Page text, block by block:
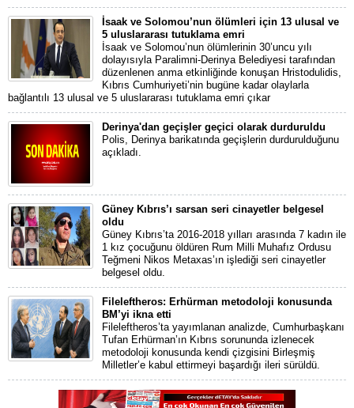
İsaak ve Solomou’nun ölümleri için 13 ulusal ve
5 uluslararası tutuklama emri
İsaak ve Solomou’nun ölümlerinin 30’uncu yılı
dolayısıyla Paralimni-Derinya Belediyesi tarafından
düzenlenen anma etkinliğinde konuşan Hristodulidis,
Kıbrıs Cumhuriyeti’nin bugüne kadar olaylarla
bağlantılı 13 ulusal ve 5 uluslararası tutuklama emri çıkar
Derinya'dan geçişler geçici olarak durduruldu
Polis, Derinya barikatında geçişlerin durdurulduğunu
açıkladı.
Güney Kıbrıs’ı sarsan seri cinayetler belgesel
oldu
Güney Kıbrıs’ta 2016-2018 yılları arasında 7 kadın ile
1 kız çocuğunu öldüren Rum Milli Muhafız Ordusu
Teğmeni Nikos Metaxas’ın işlediği seri cinayetler
belgesel oldu.
Fileleftheros: Erhürman metodoloji konusunda
BM’yi ikna etti
Fileleftheros’ta yayımlanan analizde, Cumhurbaşkanı
Tufan Erhürman’ın Kıbrıs sorununda izlenecek
metodoloji konusunda kendi çizgisini Birleşmiş
Milletler’e kabul ettirmeyi başardığı ileri sürüldü.